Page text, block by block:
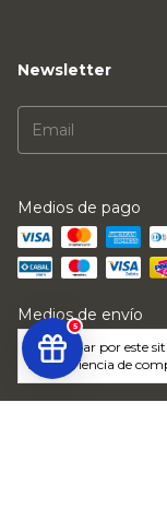
Al navegar por este
tu experiencia de
Newsletter
Medios de pago
Medios de envío
5